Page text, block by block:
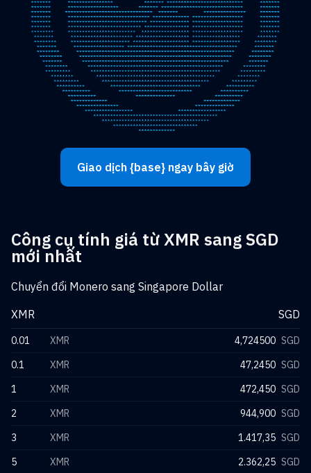
Giao dịch {base} ngay bây giờ
Công cụ tính giá từ XMR sang SGD
mới nhất
Chuyển đổi Monero sang Singapore Dollar
XMR
SGD
0.01 XMR 4,724500 SGD
0.1
XMR 47,2450 SGD
1
XMR 472,450 SGD
2
XMR 944,900 SGD
3
XMR 1.417,35 SGD
5
XMR 2.362,25 SGD